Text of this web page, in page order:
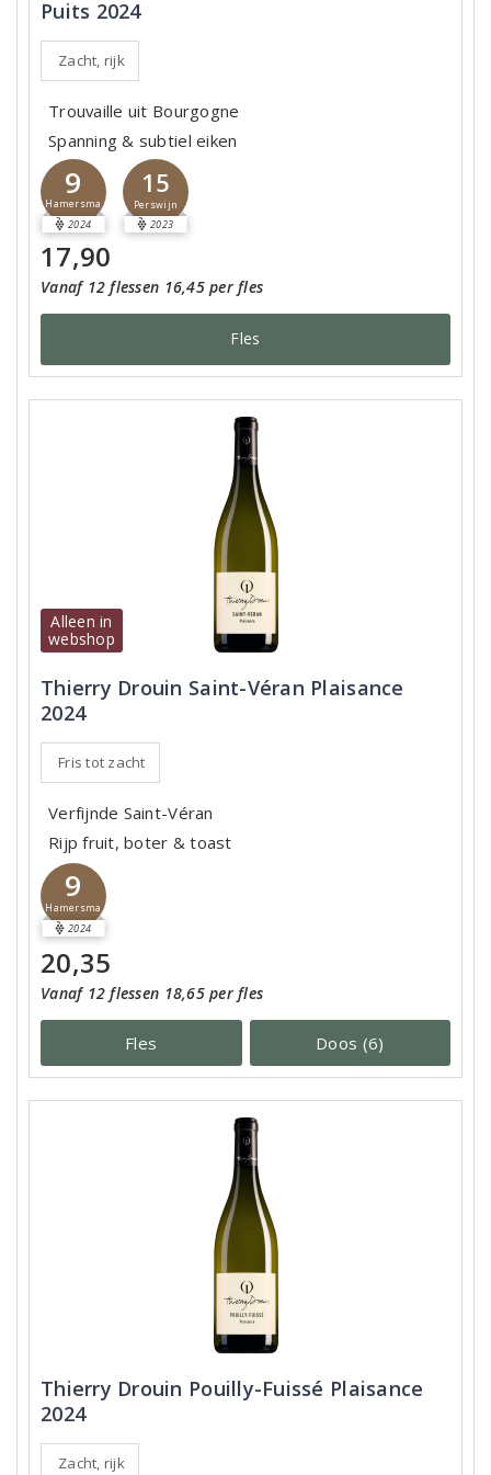
Puits 2024
Zacht, rijk
Trouvaille uit Bourgogne
Spanning & subtiel eiken
9
Hamersma
2024
15
Perswijn
2023
17,90
Vanaf 12 flessen 16,45 per fles
Fles
Alleen in
webshop
Thierry Drouin Saint-Véran Plaisance
2024
Fris tot zacht
Verfijnde Saint-Véran
Rijp fruit, boter & toast
9
Hamersma
2024
20,35
Vanaf 12 flessen 18,65 per fles
Fles Doos (6)
Thierry Drouin Pouilly-Fuissé Plaisance
2024
Zacht, rijk